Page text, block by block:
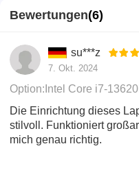
geringeren
Bewertungen(6)
su***z
7. Okt. 2024
Option:Intel Core i7-
Die Einrichtung dieses
stilvoll. Funktioniert
mich genau richtig.